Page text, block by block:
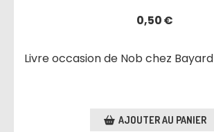
0,50€
Livre occasion de Nob chez Bayard
AJOUTER AU PANIER